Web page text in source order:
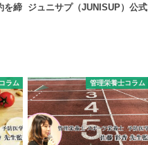
を締
ジュニサプ（JUNISUP）公式
ラム 管理栄養士コラム